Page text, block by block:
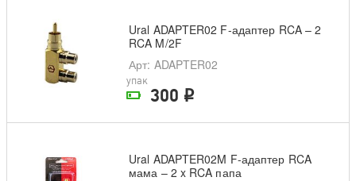
На складе поставщика
Ural ADAPTER02 F-адаптер RCA – 2
RCA M/2F
Арт: ADAPTER02
упак
300 i
Ural ADAPTER02M F-адаптер RCA
мама – 2 x RCA папа